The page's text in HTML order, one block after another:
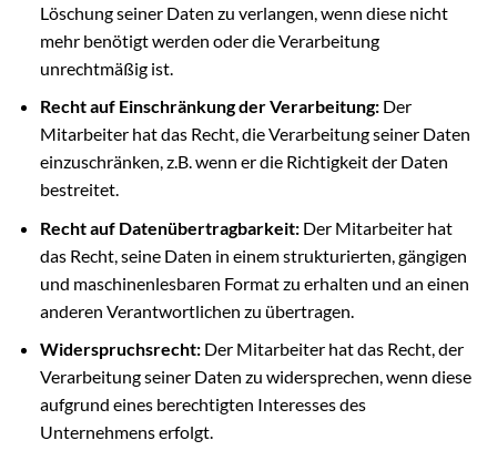
Löschung seiner Daten zu verlangen, wenn diese nicht
mehr benötigt werden oder die Verarbeitung
unrechtmäßig ist.
Recht auf Einschränkung der Verarbeitung:Der
Mitarbeiter hat das Recht, die Verarbeitung seiner Daten
einzuschränken, z.B. wenn er die Richtigkeit der Daten
bestreitet.
Recht auf Datenübertragbarkeit:Der Mitarbeiter hat
das Recht, seine Daten in einem strukturierten, gängigen
und maschinenlesbaren Format zu erhalten und an einen
anderen Verantwortlichen zu übertragen.
Widerspruchsrecht:Der Mitarbeiter hat das Recht, der
Verarbeitung seiner Daten zu widersprechen, wenn diese
aufgrund eines berechtigten Interesses des
Unternehmens erfolgt.